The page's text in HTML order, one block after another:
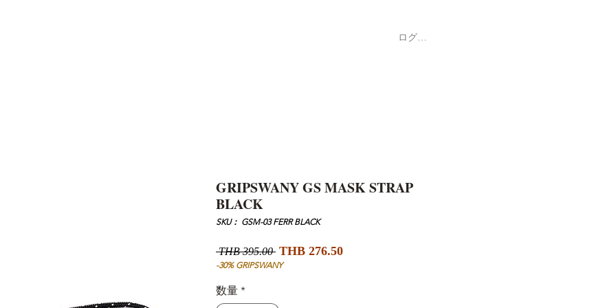
ログイン
GRIPSWANY GS MASK STRAP
BLACK
SKU： GSM-03 FERR BLACK
THB 395.00 通
常
THB 276.50セ
-30% GRIPSWANY
数量 *